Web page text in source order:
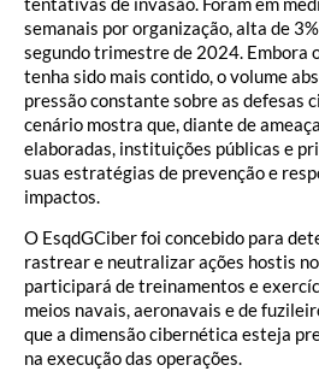
semanais por organização, alta de
segundo trimestre de 2024. Embora
tenha sido mais contido, o volume
pressão constante sobre as defesas
cenário mostra que, diante de
elaboradas, instituições públicas e
suas estratégias de prevenção e
impactos.
O EsqdGCiber foi concebido para
rastrear e neutralizar ações hostis
participará de treinamentos e
meios navais, aeronavais e de
que a dimensão cibernética esteja
na execução das operações.